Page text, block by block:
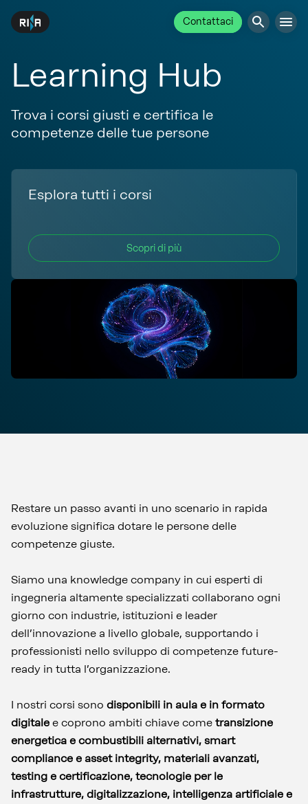
Contattaci
Learning Hub
Trova i corsi giusti e certifica le
competenze delle tue persone
Esplora tutti i corsi
Scopri di più
Restare un passo avanti in uno scenario in rapida
evoluzione significa dotare le persone delle
competenze giuste.
Siamo una knowledge company in cui esperti di
ingegneria altamente specializzati collaborano ogni
giorno con industrie, istituzioni e leader
dell’innovazione a livello globale, supportando i
professionisti nello sviluppo di competenze future-
ready in tutta l’organizzazione.
I nostri corsi sono disponibili in aula e in formato
digitale e coprono ambiti chiave come transizione
energetica e combustibili alternativi, smart
compliance e asset integrity, materiali avanzati,
testing e certificazione, tecnologie per le
infrastrutture, digitalizzazione, intelligenza artificiale e